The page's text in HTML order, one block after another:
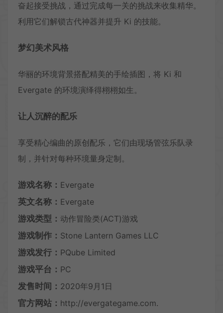
奋起接受挑战，通过完成每一关的挑战来收集精华。
利用它们解锁古代神器并提升 Ki 的技能。
梦幻美术风格
华丽的环境背景搭配精美的手绘插图，将 Ki 和
Evergate 的环境演绎得栩栩如生。
让人沉醉的配乐
享受精心编曲的原创配乐，它们由现场管弦乐队录
制，并针对每种环境量身定制。
游戏名称： Evergate
英文名称： Evergate
游戏类型： 动作冒险类(ACT)游戏
游戏制作： Stone Lantern Games LLC
游戏发行： PQube Limited
游戏平台： PC
发售时间： 2020年9月1日
官方网站： http://evergategame.com.